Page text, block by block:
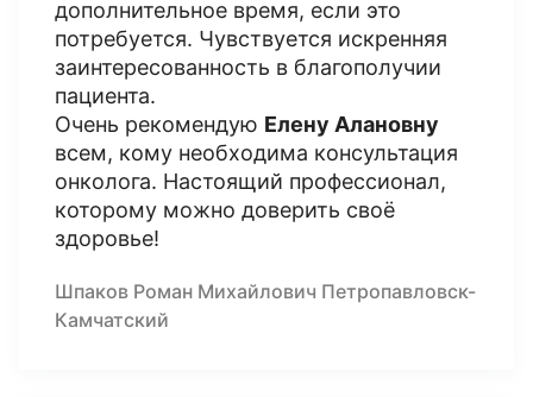
дополнительное время, если это
потребуется. Чувствуется искренняя
заинтересованность в благополучии
пациента.
Очень рекомендую Елену Алановну
всем, кому необходима консультация
онколога. Настоящий профессионал,
которому можно доверить своё
здоровье!
Шпаков Роман Михайлович Петропавловск-
Камчатский